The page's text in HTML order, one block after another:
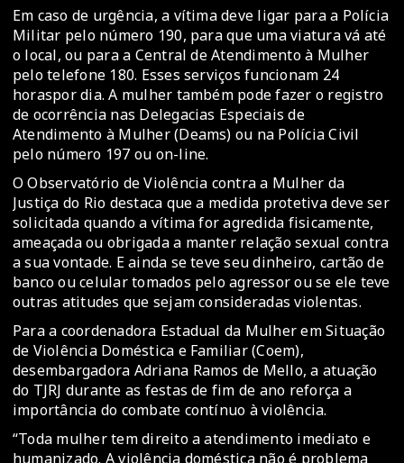
Em caso de urgência, a vítima deve ligar para a Polícia
Militar pelo número 190, para que uma viatura vá até
o local, ou para a Central de Atendimento à Mulher
pelo telefone 180. Esses serviços funcionam 24
horaspor dia. A mulher também pode fazer o registro
de ocorrência nas Delegacias Especiais de
Atendimento à Mulher (Deams) ou na Polícia Civil
pelo número 197 ou on-line.
O Observatório de Violência contra a Mulher da
Justiça do Rio destaca que a medida protetiva deve ser
solicitada quando a vítima for agredida fisicamente,
ameaçada ou obrigada a manter relação sexual contra
a sua vontade. E ainda se teve seu dinheiro, cartão de
banco ou celular tomados pelo agressor ou se ele teve
outras atitudes que sejam consideradas violentas.
Para a coordenadora Estadual da Mulher em Situação
de Violência Doméstica e Familiar (Coem),
desembargadora Adriana Ramos de Mello, a atuação
do TJRJ durante as festas de fim de ano reforça a
importância do combate contínuo à violência.
“Toda mulher tem direito a atendimento imediato e
humanizado. A violência doméstica não é problema